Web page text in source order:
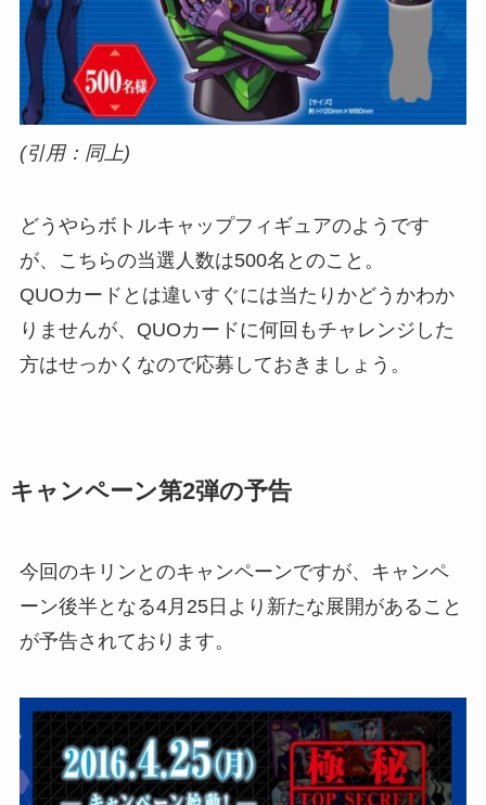
(引用：同上)
どうやらボトルキャップフィギュアのようです
が、こちらの当選人数は500名とのこと。
QUOカードとは違いすぐには当たりかどうかわか
りませんが、QUOカードに何回もチャレンジした
方はせっかくなので応募しておきましょう。
キャンペーン第2弾の予告
今回のキリンとのキャンペーンですが、キャンペ
ーン後半となる4月25日より新たな展開があること
が予告されております。